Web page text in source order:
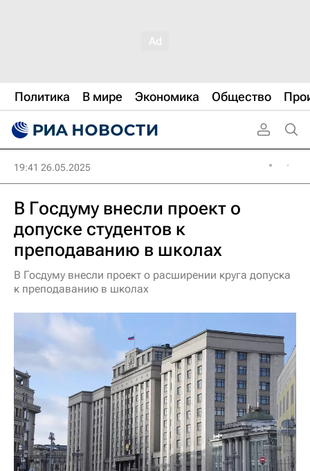
Политика В мире Экономика Общество
19:41 26.05.2025
В Госдуму внесли проект о
допуске студентов к
преподаванию в школах
В Госдуму внесли проект о расширении круга допуска
к преподаванию в школах